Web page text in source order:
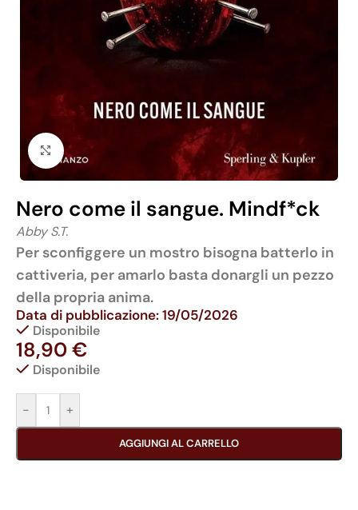
Click to enlarge
Nero come il sangue. Mindf*ck
Abby S.T.
Per sconfiggere un mostro bisogna batterlo in
cattiveria, per amarlo basta donargli un pezzo
della propria anima.
Data di pubblicazione: 19/05/2026
Disponibile
18,90€
Disponibile
- +
AGGIUNGI AL CARRELLO